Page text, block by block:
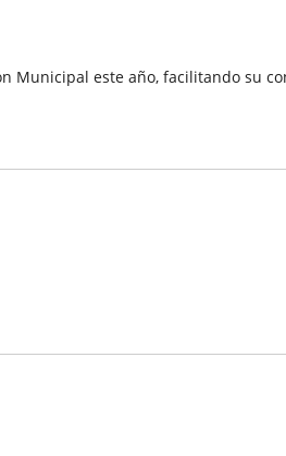
Municipal este año, facilitando su